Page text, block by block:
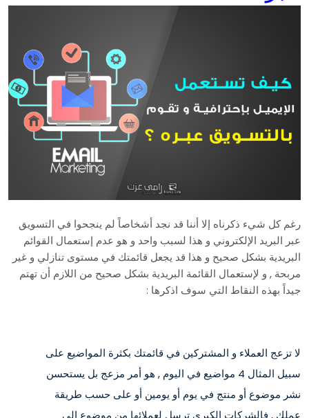
رغم كل شيء ذكرناه إلا أننا قد نجد أشخاصاً لم ينجحوا في التسويق
عبر البريد الإلكتروني و هذا لسبب واحد و هو عدم إستعمال القوائم
البريدية بشكل صحيح و هذا قد يجعل قائمتك في مستوى تنازلي و غير
مربحة , و لإستعمال القائمة البريدية بشكل صحيح من اللازم أن تهتم
جيداً بهذه النقاط التي سوف اذكرها :
لا تزعج العملاء و المشتركين في قائمتك بكثرة المواضيع على
سبيل المثال 4 مواضيع في اليوم , هو أمر مزعج بل يستحسن
نشر موضوع أو منتج في يوم أو يومين أو على حسب طريقة
عملك , فالشركات الكبرى ترسل لعملائها من موضوع إلى